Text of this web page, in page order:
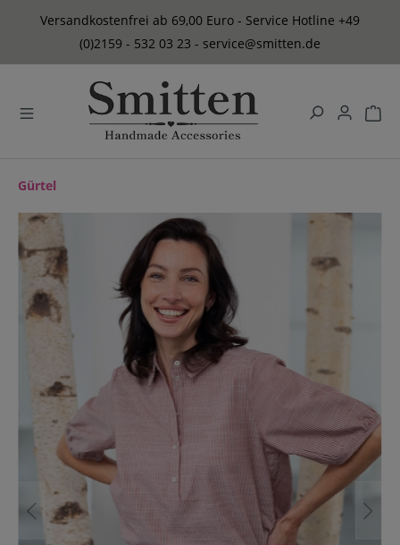
springen
Versandkostenfrei ab 69,00 Euro - Service Hotline +49
(0)2159 - 532 03 23 - service@smitten.de
Gürtel
Bildergalerie überspringen